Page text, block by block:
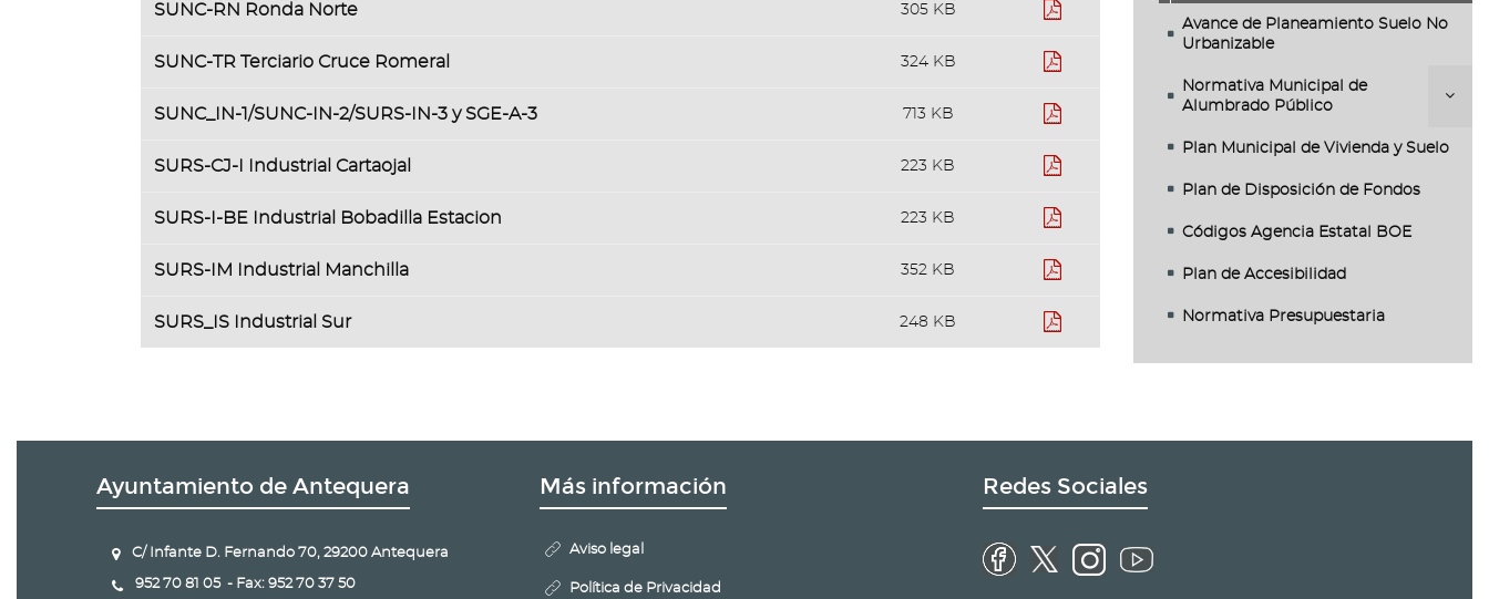
SUNC-RN Ronda Norte 305 KB pdf
SUNC-TR Terciario Cruce Romeral 324 KB pdf
SUNC_IN-1/SUNC-IN-2/SURS-IN-3 y SGE-A-3 713 KB pdf
SURS-CJ-I Industrial Cartaojal 223 KB pdf
SURS-I-BE Industrial Bobadilla Estacion 223 KB pdf
SURS-IM Industrial Manchilla 352 KB pdf
SURS_IS Industrial Sur 248 KB pdf
Avance de Planeamiento Suelo No
Urbanizable
Normativa Municipal de
Alumbrado Público
Plan Municipal de Vivienda y Suelo
Plan de Disposición de Fondos
Códigos Agencia Estatal BOE
Plan de Accesibilidad
Normativa Presupuestaria
Ayuntamiento de Antequera
C/ Infante D. Fernando 70, 29200 Antequera
952 70 81 05 - Fax: 952 70 37 50
Más información
Aviso legal
Política de Privacidad
Redes Sociales